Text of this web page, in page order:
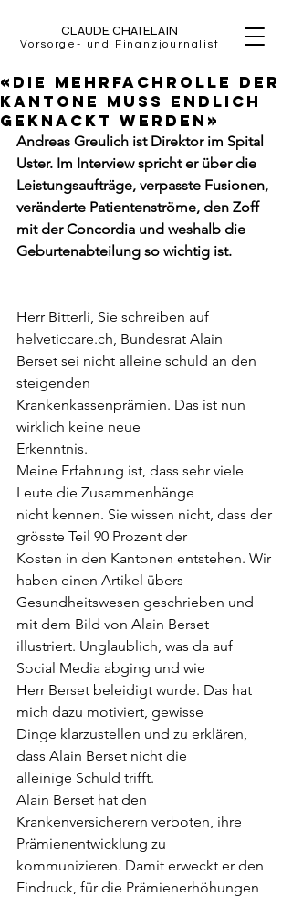
CLAUDE CHATELAIN
Vorsorge- und Finanzjournalist
«Die Mehrfachrolle der
Kantone muss endlich
geknackt werden»
Andreas Greulich ist Direktor im Spital
Uster. Im Interview spricht er über die
Leistungsaufträge, verpasste Fusionen,
veränderte Patientenströme, den Zoff
mit der Concordia und weshalb die
Geburtenabteilung so wichtig ist.
Herr Bitterli, Sie schreiben auf
helveticcare.ch, Bundesrat Alain
Berset sei nicht alleine schuld an den
steigenden
Krankenkassenprämien. Das ist nun
wirklich keine neue
Erkenntnis.
Meine Erfahrung ist, dass sehr viele
Leute die Zusammenhänge
nicht kennen. Sie wissen nicht, dass der
grösste Teil 90 Prozent der
Kosten in den Kantonen entstehen. Wir
haben einen Artikel übers
Gesundheitswesen geschrieben und
mit dem Bild von Alain Berset
illustriert. Unglaublich, was da auf
Social Media abging und wie
Herr Berset beleidigt wurde. Das hat
mich dazu motiviert, gewisse
Dinge klarzustellen und zu erklären,
dass Alain Berset nicht die
alleinige Schuld trifft.
Alain Berset hat den
Krankenversicherern verboten, ihre
Prämienentwicklung zu
kommunizieren. Damit erweckt er den
Eindruck, für die Prämienerhöhungen